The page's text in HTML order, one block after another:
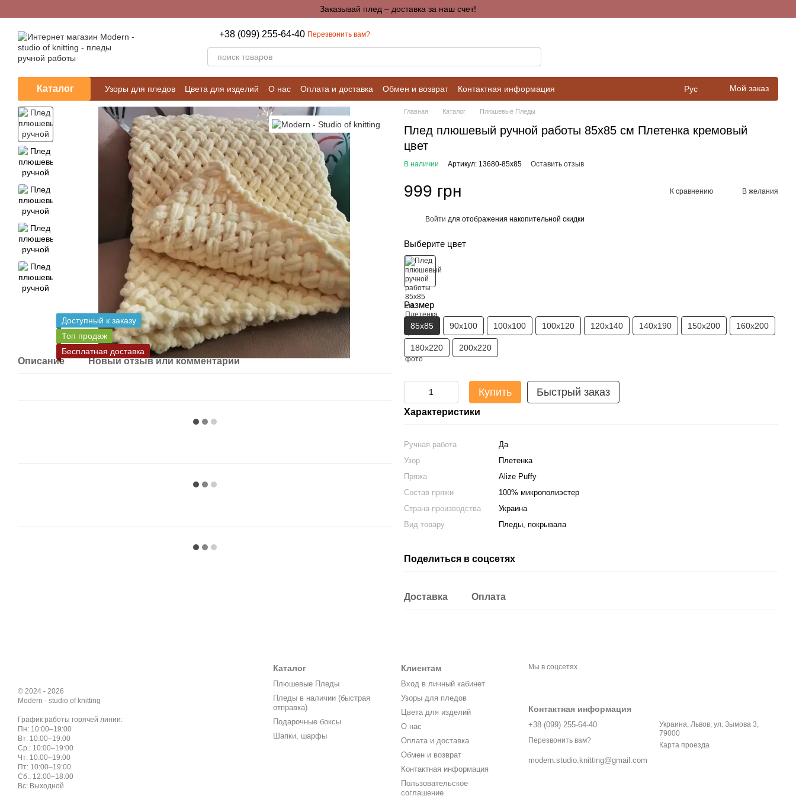
Заказывай плед – доставка за наш счет!
+38 (099) 255-64-40 Перезвонить вам?
Каталог Узоры для пледов Цвета для изделий О нас Оплата и доставка Обмен и возврат
Контактная информация
Пользовательское соглашение
Блог Калькуляторы для расчетов
Рус Мой заказ
Доступный к заказу
Топ продаж
Бесплатная доставка
Описание Новый отзыв или комментарий
Главная Каталог Плюшевые Пледы
Плед плюшевый ручной работы 85х85 см Плетенка кремовый
цвет
В наличии Артикул: 13680-85х85 Оставить отзыв
999 грн К сравнению В желания
Войти для отображения накопительной скидки
Выберите цвет
Размер
85х85 90х100 100х100 100х120 120х140 140х190 150х200 160х200
180х220 200х220
Купить Быстрый заказ
Характеристики
Ручная работа
Да
Узор
Плетенка
Пряжа
Alize Puffy
Состав пряжи
100% микрополиэстер
Страна производства
Украина
Вид товару
Пледы, покрывала
Поделиться в соцсетях
Доставка Оплата
© 2024 - 2026
Modern - studio of knitting
График работы горячей линии:
Пн: 10:00–19:00
Вт: 10:00–19:00
Ср.: 10:00–19:00
Чт: 10:00–19:00
Пт: 10:00–19:00
Сб.: 12:00–18:00
Вс: Выходной
Каталог
Плюшевые Пледы
Пледы в наличии (быстрая
отправка)
Подарочные боксы
Шапки, шарфы
Клиентам
Вход в личный кабинет
Узоры для пледов
Цвета для изделий
О нас
Оплата и доставка
Обмен и возврат
Контактная информация
Пользовательское
соглашение
Мы в соцсетях
Контактная информация
+38 (099) 255-64-40
Перезвонить вам?
modern.studio.knitting@gmail.com
Украина, Львов, ул. Зымова 3,
79000
Карта проезда